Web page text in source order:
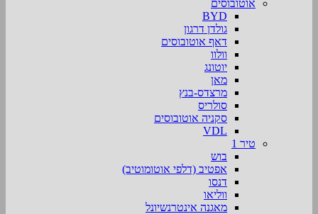
אוטובוסים
BYD
גולדן דרגון
דאף אוטובוסים
וולוו
יוטונג
מאן
מרצדס-בנץ
סולריס
סקניה אוטובוסים
VDL
טיר 1
בוש
אפטיב (דלפי אוטומוטיב)
דנסו
ווליאו
מאגנה אינטרנשיונל